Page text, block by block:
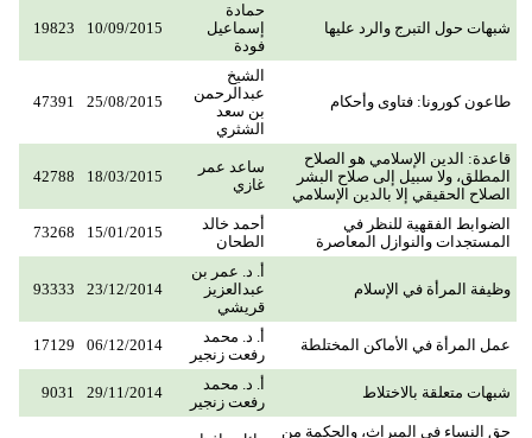
شبهات حول التبرج والرد عليها
حمادة
إسماعيل
فودة
10/09/2015
19823
طاعون كورونا: فتاوى وأحكام
الشيخ
عبدالرحمن
بن سعد
الشثري
25/08/2015
47391
قاعدة: الدين الإسلامي هو الصلاح
المطلق، ولا سبيل إلى صلاح البشر
الصلاح الحقيقي إلا بالدين الإسلامي
ساعد عمر
غازي
18/03/2015
42788
الضوابط الفقهية للنظر في
المستجدات والنوازل المعاصرة
أحمد خالد
الطحان
15/01/2015
73268
وظيفة المرأة في الإسلام
أ. د. عمر بن
عبدالعزيز
قريشي
23/12/2014
93333
عمل المرأة في الأماكن المختلطة
أ. د. محمد
رفعت زنجير
06/12/2014
17129
شبهات متعلقة بالاختلاط
أ. د. محمد
رفعت زنجير
29/11/2014
9031
حق النساء في الميراث، والحكمة من